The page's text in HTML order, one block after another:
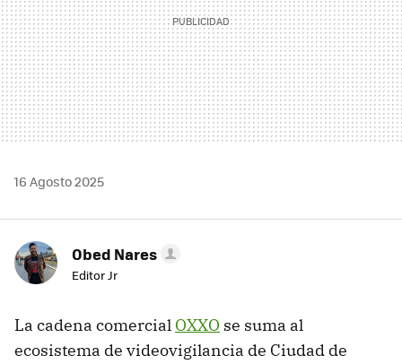
16 Agosto 2025
Obed Nares
Editor Jr
La cadena comercial OXXO se suma al
ecosistema de videovigilancia de Ciudad de